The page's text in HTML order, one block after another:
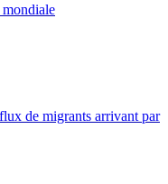
de migrants arrivant par